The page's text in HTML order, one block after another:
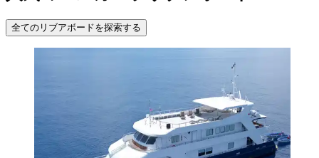
全てのリブアボードを探索する